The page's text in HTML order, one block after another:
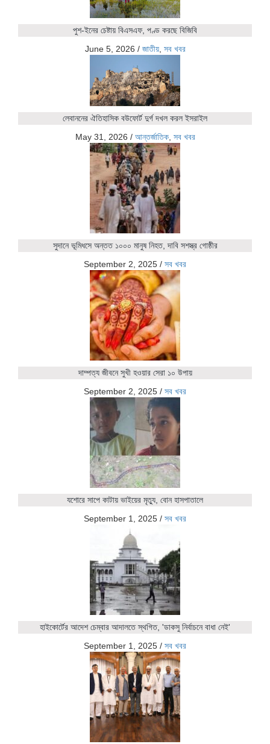
পুশ-ইনের চেষ্টায় বিএসএফ, পণ্ড করছে বিজিবি
June 5, 2026 / জাতীয়, সব খবর
লেবাননের ঐতিহাসিক বউফোর্ট দুর্গ দখল করল ইসরাইল
May 31, 2026 / আন্তর্জাতিক, সব খবর
সুদানে ভূমিধসে অন্তত ১০০০ মানুষ নিহত, দাবি সশস্ত্র গোষ্ঠীর
September 2, 2025 / সব খবর
দাম্পত্য জীবনে সুখী হওয়ার সেরা ১০ উপায়
September 2, 2025 / সব খবর
যশোরে সাপে কাটায় ভাইয়ের মৃত্যু, বোন হাসপাতালে
September 1, 2025 / সব খবর
হাইকোর্টের আদেশ চেম্বার আদালতে স্থগিত, 'ডাকসু নির্বাচনে বাধা নেই'
September 1, 2025 / সব খবর